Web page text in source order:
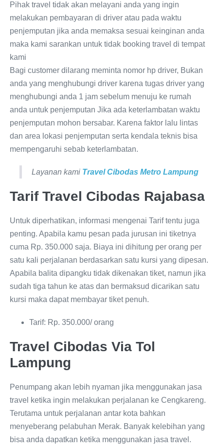
Pihak travel tidak akan melayani anda yang ingin
melakukan pembayaran di driver atau pada waktu
penjemputan jika anda memaksa sesuai keinginan anda
maka kami sarankan untuk tidak booking travel di tempat
kami
Bagi customer dilarang meminta nomor hp driver, Bukan
anda yang menghubungi driver karena tugas driver yang
menghubungi anda 1 jam sebelum menuju ke rumah
anda untuk penjemputan Jika ada keterlambatan waktu
penjemputan mohon bersabar. Karena faktor lalu lintas
dan area lokasi penjemputan serta kendala teknis bisa
mempengaruhi sebab keterlambatan.
Layanan kami Travel Cibodas Metro Lampung
Tarif Travel Cibodas Rajabasa
Untuk diperhatikan, informasi mengenai Tarif tentu juga
penting. Apabila kamu pesan pada jurusan ini tiketnya
cuma Rp. 350.000 saja. Biaya ini dihitung per orang per
satu kali perjalanan berdasarkan satu kursi yang dipesan.
Apabila balita dipangku tidak dikenakan tiket, namun jika
sudah tiga tahun ke atas dan bermaksud dicarikan satu
kursi maka dapat membayar tiket penuh.
Tarif: Rp. 350.000/ orang
Travel Cibodas Via Tol
Lampung
Penumpang akan lebih nyaman jika menggunakan jasa
travel ketika ingin melakukan perjalanan ke Cengkareng.
Terutama untuk perjalanan antar kota bahkan
menyeberang pelabuhan Merak. Banyak kelebihan yang
bisa anda dapatkan ketika menggunakan jasa travel.